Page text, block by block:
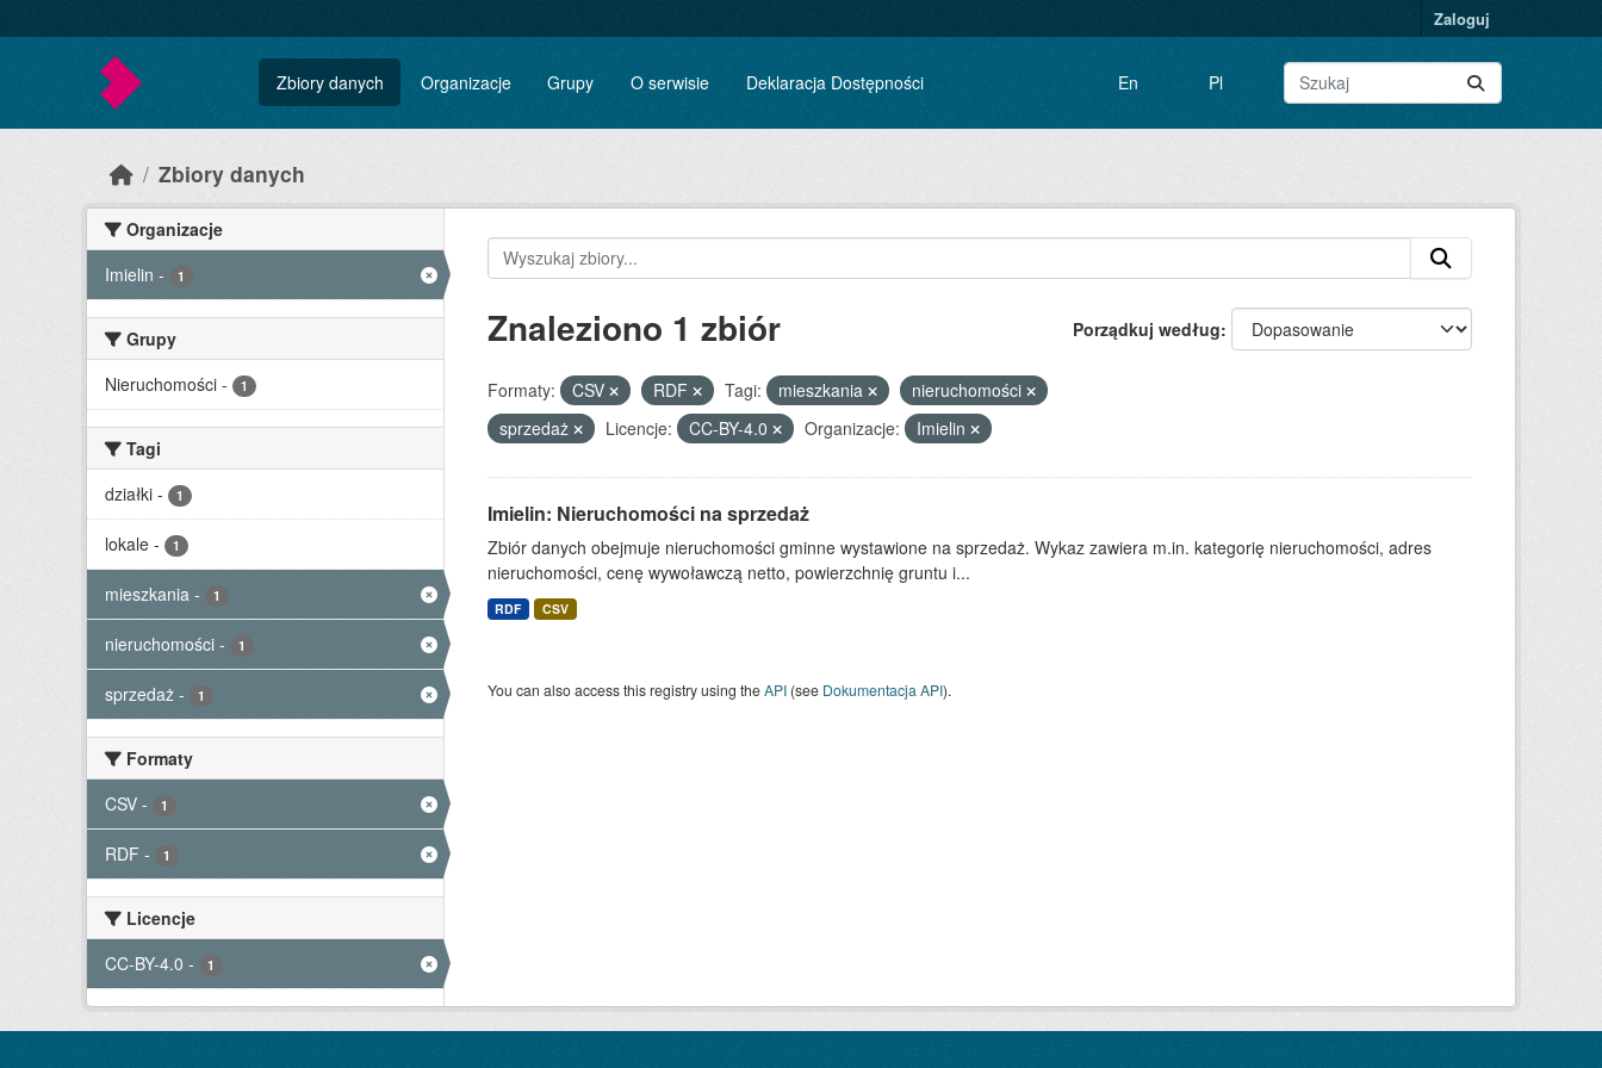
Zaloguj
Zbiory danych Organizacje Grupy O serwisie Deklaracja Dostępności En Pl
Zbiory danych
Organizacje
Imielin - 1
Grupy
Nieruchomości - 1
Tagi
działki - 1
lokale - 1
mieszkania - 1
nieruchomości - 1
sprzedaż - 1
Formaty
CSV - 1
RDF - 1
Licencje
CC-BY-4.0 - 1
Porządkuj według
Znaleziono 1 zbiór
Formaty: CSV RDF Tagi: mieszkania
nieruchomości
sprzedaż
Licencje: CC-BY-4.0 Organizacje: Imielin
Imielin: Nieruchomości na sprzedaż
Zbiór danych obejmuje nieruchomości gminne wystawione na sprzedaż. Wykaz zawiera m.in. kategorię nieruchomości, adres
nieruchomości, cenę wywoławczą netto, powierzchnię gruntu i...
RDF CSV
You can also access this registry using theAPI(see Dokumentacja API).